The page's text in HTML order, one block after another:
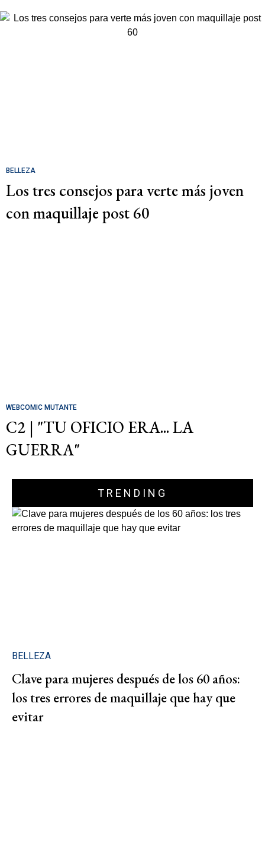
BELLEZA
Los tres consejos para verte más joven
con maquillaje post 60
WEBCOMIC MUTANTE
C2 | "TU OFICIO ERA... LA
GUERRA"
TRENDING
BELLEZA
Clave para mujeres después de los 60 años:
los tres errores de maquillaje que hay que
evitar